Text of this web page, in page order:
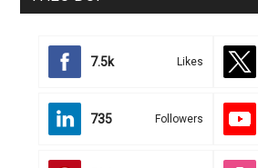
7.5k Likes
735 Followers